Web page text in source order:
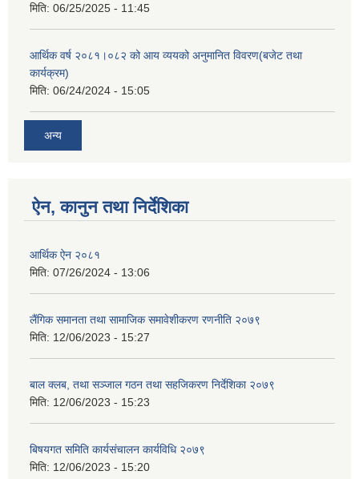
मिति: 06/25/2025 - 11:45
आर्थिक वर्ष २०८१।०८२ को आय व्ययको अनुमानित विवरण(बजेट तथा
कार्यक्रम)
मिति: 06/24/2024 - 15:05
अन्य
ऐन, कानुन तथा निर्देशिका
आर्थिक ऐन २०८१
मिति: 07/26/2024 - 13:06
लैंगिक समानता तथा सामाजिक समावेशीकरण रणनीति २०७९
मिति: 12/06/2023 - 15:27
बाल क्लब, तथा सञ्जाल गठन तथा सहजिकरण निर्देशिका २०७९
मिति: 12/06/2023 - 15:23
बिषयगत समिति कार्यसंचालन कार्यविधि २०७९
मिति: 12/06/2023 - 15:20